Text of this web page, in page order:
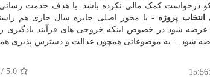
درخواست کمک مالی نکرده باشد. با هدف خدمت
انتخاب پروژه - با محور اصلی جایزه سال جاری هم
شود در خصوص اینکه خروجی های فرآیند یادگیری
شود. - به موضوعاتی همچون عدالت و دسترس پذیری همه
5.0